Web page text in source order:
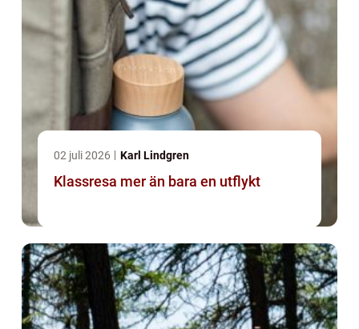
02 juli 2026 Karl Lindgren
Klassresa mer än bara en utflykt